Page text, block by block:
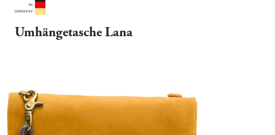
Umhängetasche Lana